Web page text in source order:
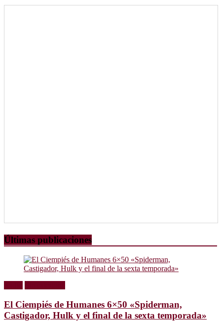
Últimas publicaciones
El Ciempiés de Humanes 6×50 «Spiderman,
Castigador, Hulk y el final de la sexta temporada»